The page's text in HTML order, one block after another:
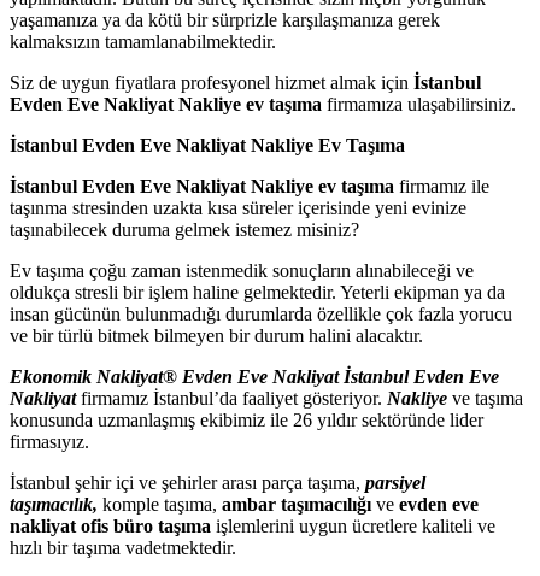
yaşamanıza ya da kötü bir sürprizle karşılaşmanıza gerek
kalmaksızın tamamlanabilmektedir.
Siz de uygun fiyatlara profesyonel hizmet almak için İstanbul
Evden Eve Nakliyat Nakliye ev taşıma firmamıza ulaşabilirsiniz.
İstanbul Evden Eve Nakliyat Nakliye Ev Taşıma
İstanbul Evden Eve Nakliyat Nakliye ev taşıma firmamız ile
taşınma stresinden uzakta kısa süreler içerisinde yeni evinize
taşınabilecek duruma gelmek istemez misiniz?
Ev taşıma çoğu zaman istenmedik sonuçların alınabileceği ve
oldukça stresli bir işlem haline gelmektedir. Yeterli ekipman ya da
insan gücünün bulunmadığı durumlarda özellikle çok fazla yorucu
ve bir türlü bitmek bilmeyen bir durum halini alacaktır.
Ekonomik Nakliyat® Evden Eve Nakliyat İstanbul Evden Eve
Nakliyatfirmamız İstanbul’da faaliyet gösteriyor. Nakliye ve taşıma
konusunda uzmanlaşmış ekibimiz ile 26 yıldır sektöründe lider
firmasıyız.
İstanbul şehir içi ve şehirler arası parça taşıma, parsiyel
taşımacılık, komple taşıma, ambar taşımacılığı ve evden eve
nakliyat ofis büro taşıma işlemlerini uygun ücretlere kaliteli ve
hızlı bir taşıma vadetmektedir.